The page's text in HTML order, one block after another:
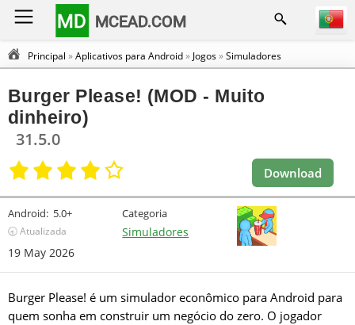
MD MCEAD.COM
Principal »Aplicativos para Android» Jogos»Simuladores
Burger Please! (MOD - Muito
dinheiro)
31.5.0
Download
Android: 5.0+
🕣 Atualizada
19 May 2026
Categoria
Simuladores
Burger Please! é um simulador econômico para Android para
quem sonha em construir um negócio do zero. O jogador